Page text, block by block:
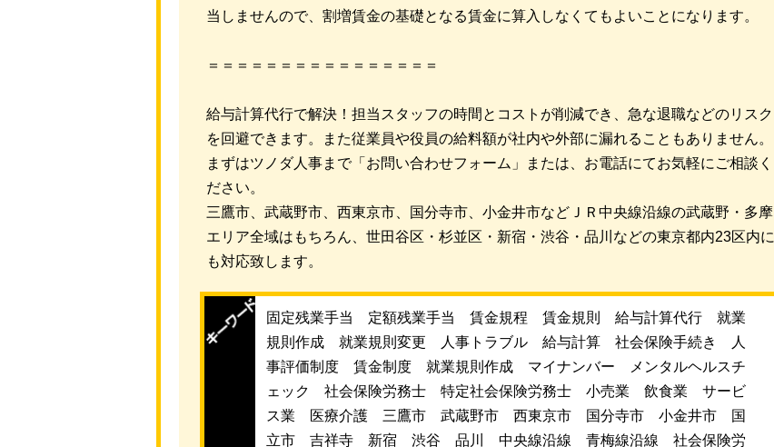
当しませんので、割増賃金の基礎となる賃金に算入しなくてもよいことになります。
＝＝＝＝＝＝＝＝＝＝＝＝＝＝＝＝
給与計算代行で解決！担当スタッフの時間とコストが削減でき、急な退職などのリスク
を回避できます。また従業員や役員の給料額が社内や外部に漏れることもありません。
まずはツノダ人事まで「お問い合わせフォーム」または、お電話にてお気軽にご相談く
ださい。
三鷹市、武蔵野市、西東京市、国分寺市、小金井市などＪＲ中央線沿線の武蔵野・多摩
エリア全域はもちろん、世田谷区・杉並区・新宿・渋谷・品川などの東京都内23区内に
も対応致します。
固定残業手当 定額残業手当 賃金規程 賃金規則 給与計算代行 就業
規則作成 就業規則変更 人事トラブル 給与計算 社会保険手続き 人
事評価制度 賃金制度 就業規則作成 マイナンバー メンタルヘルスチ
ェック 社会保険労務士 特定社会保険労務士 小売業 飲食業 サービ
ス業 医療介護 三鷹市 武蔵野市 西東京市 国分寺市 小金井市 国
立市 吉祥寺 新宿 渋谷 品川 中央線沿線 青梅線沿線 社会保険労